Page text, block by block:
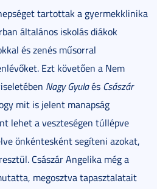
tartottak a gyermekklinika
általános iskolás diákok
és zenés műsorral
Ezt követően a Nem
Nagy Gyulaés Császár
mit is jelent manapság
lehet a veszteségen túllépve
önkéntesként segíteni azokat,
Császár Angelika még a
megosztva tapasztalatait